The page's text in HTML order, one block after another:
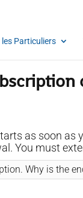
les Particuliers
as soon as
You must
Why is the